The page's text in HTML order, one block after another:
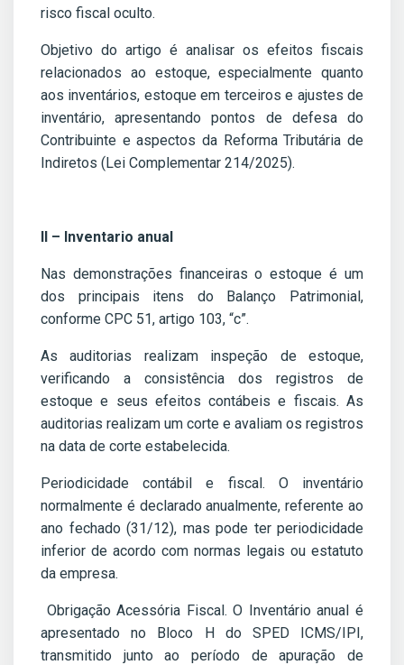
risco fiscal oculto.
Objetivo do artigo é analisar os efeitos fiscais
relacionados ao estoque, especialmente quanto
aos inventários, estoque em terceiros e ajustes de
inventário, apresentando pontos de defesa do
Contribuinte e aspectos da Reforma Tributária de
Indiretos (Lei Complementar 214/2025).
II – Inventario anual
Nas demonstrações financeiras o estoque é um
dos principais itens do Balanço Patrimonial,
conforme CPC 51, artigo 103, “c”.
As auditorias realizam inspeção de estoque,
verificando a consistência dos registros de
estoque e seus efeitos contábeis e fiscais. As
auditorias realizam um corte e avaliam os registros
na data de corte estabelecida.
Periodicidade contábil e fiscal. O inventário
normalmente é declarado anualmente, referente ao
ano fechado (31/12), mas pode ter periodicidade
inferior de acordo com normas legais ou estatuto
da empresa.
Obrigação Acessória Fiscal. O Inventário anual é
apresentado no Bloco H do SPED ICMS/IPI,
transmitido junto ao período de apuração de